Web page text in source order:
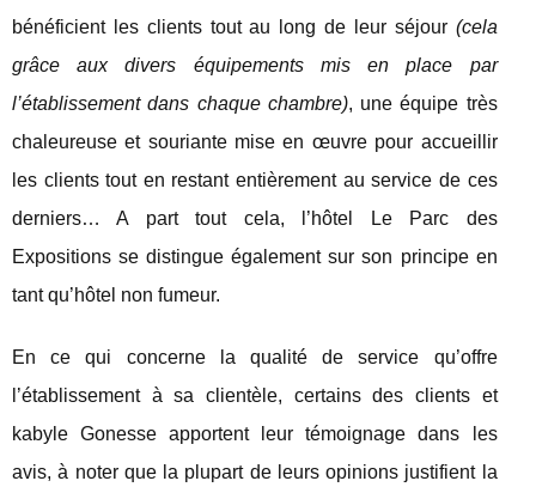
bénéficient les clients tout au long de leur séjour (cela
grâce aux divers équipements mis en place par
l’établissement dans chaque chambre), une équipe très
chaleureuse et souriante mise en œuvre pour accueillir
les clients tout en restant entièrement au service de ces
derniers… A part tout cela, l’hôtel Le Parc des
Expositions se distingue également sur son principe en
tant qu’hôtel non fumeur.
En ce qui concerne la qualité de service qu’offre
l’établissement à sa clientèle, certains des clients et
kabyle Gonesse apportent leur témoignage dans les
avis, à noter que la plupart de leurs opinions justifient la